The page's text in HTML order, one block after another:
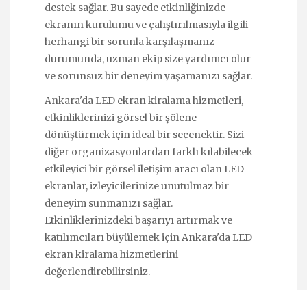
destek sağlar. Bu sayede etkinliğinizde
ekranın kurulumu ve çalıştırılmasıyla ilgili
herhangi bir sorunla karşılaşmanız
durumunda, uzman ekip size yardımcı olur
ve sorunsuz bir deneyim yaşamanızı sağlar.
Ankara'da LED ekran kiralama hizmetleri,
etkinliklerinizi görsel bir şölene
dönüştürmek için ideal bir seçenektir. Sizi
diğer organizasyonlardan farklı kılabilecek
etkileyici bir görsel iletişim aracı olan LED
ekranlar, izleyicilerinize unutulmaz bir
deneyim sunmanızı sağlar.
Etkinliklerinizdeki başarıyı artırmak ve
katılımcıları büyülemek için Ankara'da LED
ekran kiralama hizmetlerini
değerlendirebilirsiniz.